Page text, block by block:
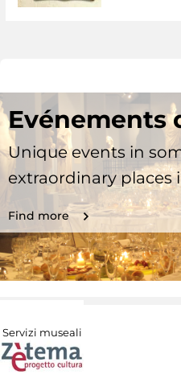
Evénements
Unique events in
extraordinary places
Find more
Servizi museali